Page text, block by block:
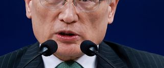
계속[내일날씨]
…11일 재개
국 무역적자 있어"
수수색에 '충격·당황'